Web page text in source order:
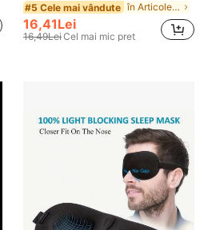
#5 Cele mai vândute în Articole pentru casă la prețuri mici Esențiale
16,41Lei
16,49LeiCel mai mic pret